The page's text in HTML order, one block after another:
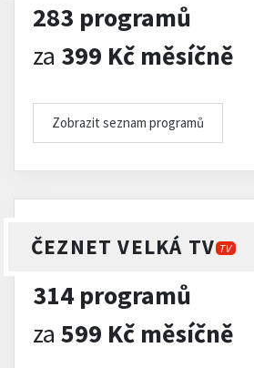
283 programů
za 399 Kč měsíčně
Zobrazit seznam programů
ČEZNET VELKÁ TV TV
314 programů
za 599 Kč měsíčně